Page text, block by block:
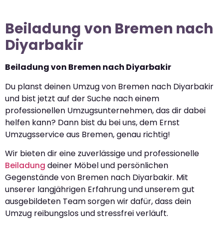
Beiladung von Bremen nach
Diyarbakir
Beiladung von Bremen nach Diyarbakir
Du planst deinen Umzug von Bremen nach Diyarbakir
und bist jetzt auf der Suche nach einem
professionellen Umzugsunternehmen, das dir dabei
helfen kann? Dann bist du bei uns, dem Ernst
Umzugsservice aus Bremen, genau richtig!
Wir bieten dir eine zuverlässige und professionelle
Beiladung deiner Möbel und persönlichen
Gegenstände von Bremen nach Diyarbakir. Mit
unserer langjährigen Erfahrung und unserem gut
ausgebildeten Team sorgen wir dafür, dass dein
Umzug reibungslos und stressfrei verläuft.